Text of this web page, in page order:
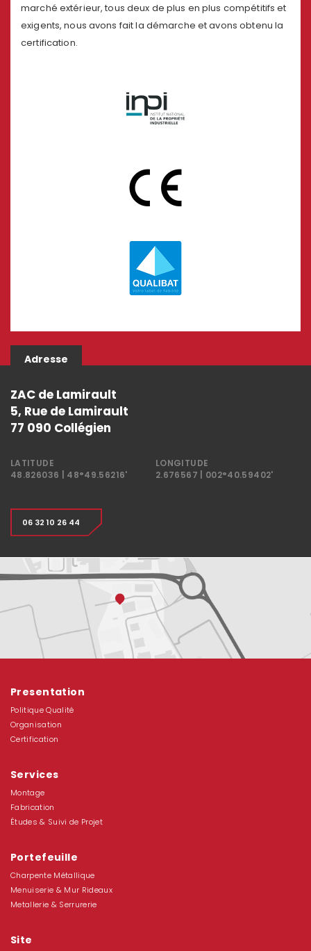
marché extérieur, tous deux de plus en plus compétitifs et
exigents, nous avons fait la démarche et avons obtenu la
certification.
ZAC de Lamirault
5, Rue de Lamirault
77 090 Collégien
LATITUDE
48.826036 | 48°49.56216'
LONGITUDE
2.676567 | 002°40.59402'
06 32 10 26 44
Presentation
Politique Qualité
Organisation
Certification
Services
Montage
Fabrication
Études & Suivi de Projet
Portefeuille
Charpente Métallique
Menuiserie & Mur Rideaux
Metallerie & Serrurerie
Site